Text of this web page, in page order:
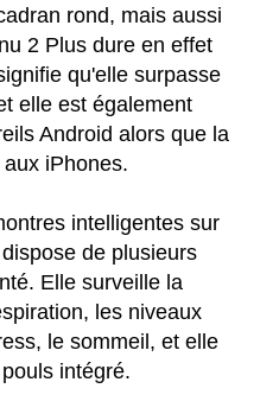
rond, mais aussi
2 Plus dure en effet
qu'elle surpasse
elle est également
Android alors que la
iPhones.
intelligentes sur
de plusieurs
Elle surveille la
les niveaux
le sommeil, et elle
intégré.